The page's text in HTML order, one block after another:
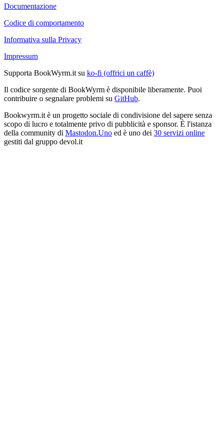
Documentazione
Codice di comportamento
Informativa sulla Privacy
Impressum
Supporta BookWyrm.it su ko-fi (offrici un caffè)
Il codice sorgente di BookWyrm è disponibile liberamente. Puoi
contribuire o segnalare problemi su GitHub.
Bookwyrm.it è un progetto sociale di condivisione del sapere senza
scopo di lucro e totalmente privo di pubblicità e sponsor. È l'istanza
della community di Mastodon.Uno ed è uno dei 30 servizi online
gestiti dal gruppo devol.it